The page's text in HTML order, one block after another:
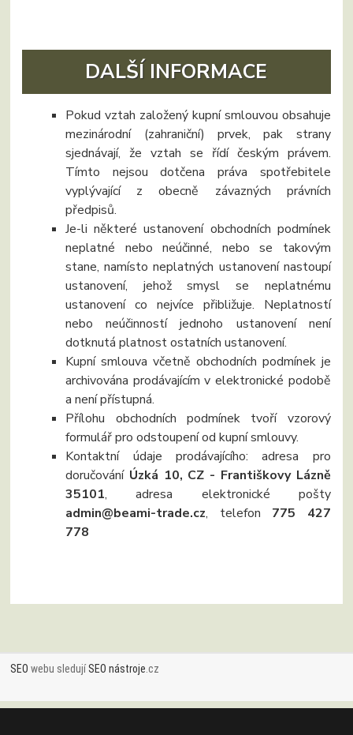
DALŠÍ INFORMACE
Pokud vztah založený kupní smlouvou obsahuje
mezinárodní (zahraniční) prvek, pak strany
sjednávají, že vztah se řídí českým právem.
Tímto nejsou dotčena práva spotřebitele
vyplývající z obecně závazných právních
předpisů.
Je-li některé ustanovení obchodních podmínek
neplatné nebo neúčinné, nebo se takovým
stane, namísto neplatných ustanovení nastoupí
ustanovení, jehož smysl se neplatnému
ustanovení co nejvíce přibližuje. Neplatností
nebo neúčinností jednoho ustanovení není
dotknutá platnost ostatních ustanovení.
Kupní smlouva včetně obchodních podmínek je
archivována prodávajícím v elektronické podobě
a není přístupná.
Přílohu obchodních podmínek tvoří vzorový
formulář pro odstoupení od kupní smlouvy.
Kontaktní údaje prodávajícího: adresa pro
doručování Úzká 10, CZ - Františkovy Lázně
35101, adresa elektronické pošty
admin@beami-trade.cz, telefon 775 427
778
SEO webu sledujíSEO nástroje .cz